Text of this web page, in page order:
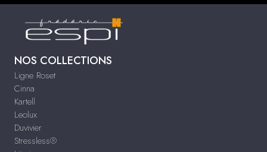
NOS COLLECTIONS
Ligne Roset
Cinna
Kartell
Leolux
Duvivier
Stressless®